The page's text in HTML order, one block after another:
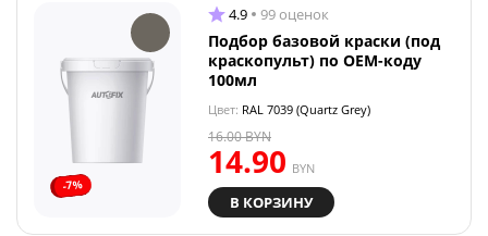
-7%
4.9 99 оценок
Подбор базовой краски (под
краскопульт) по OEM-коду
100мл
Цвет: RAL 7039 (Quartz Grey)
14.90 BYN
16.00BYN
В КОРЗИНУ